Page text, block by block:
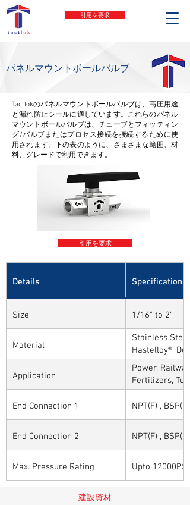
引用を要求
パネルマウントボールバルブ
Tactlokのパネルマウントボールバルブは、高圧用途
と漏れ防止シールに適しています。これらのパネル
マウントボールバルブは、チューブとフィッティン
グ/バルブまたはプロセス接続を接続するために使
用されます。下の表のように、さまざまな範囲、材
料、グレードで利用できます。
引用を要求
Details Specifications
Size 1/16" to 2"
Material
Stainless
Hastelloy®,
Alloys
Application
Power,
Fertilizers,
Sytems, Paper
End Connection 1
NPT(F) ,
End Connection 2 NPT(F) ,
Max. Pressure Rating Upto 12000PSI
建設資材